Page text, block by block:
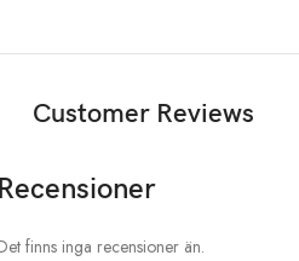
Customer Reviews
finns inga recensioner än.